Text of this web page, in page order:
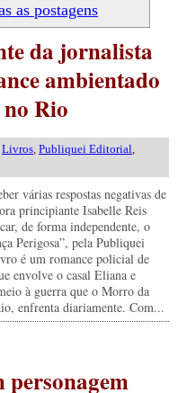
as postagens
da jornalista
ambientado
Rio
Livros Publiquei Editorial
várias respostas negativas de
principiante Isabelle Reis
de forma independente, o
Perigosa”, pela Publiquei
é um romance policial de
envolve o casal Eliana e
à guerra que o Morro da
enfrenta diariamente. Com...
personagem